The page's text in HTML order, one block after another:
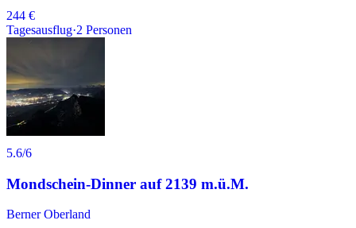
244 €
Tagesausflug·2 Personen
5.6/6
Mondschein-Dinner auf 2139 m.ü.M.
Berner Oberland